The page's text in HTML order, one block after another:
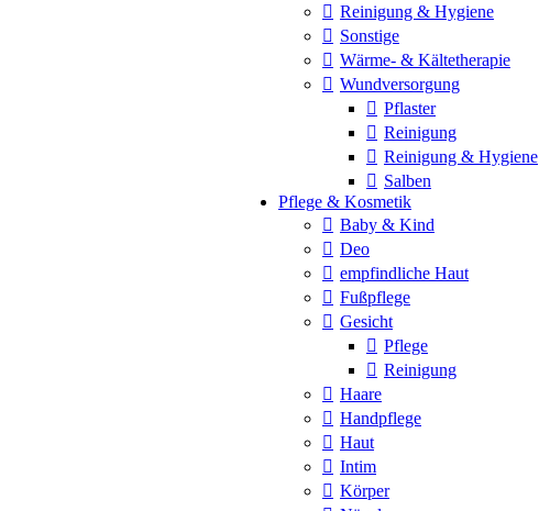
Reinigung & Hygiene
Sonstige
Wärme- & Kältetherapie
Wundversorgung
Pflaster
Reinigung
Reinigung & Hygiene
Salben
Pflege & Kosmetik
Baby & Kind
Deo
empfindliche Haut
Fußpflege
Gesicht
Pflege
Reinigung
Haare
Handpflege
Haut
Intim
Körper